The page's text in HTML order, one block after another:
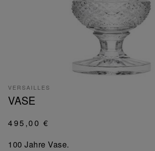
VERSAILLES
VASE
495,00 €
100 Jahre Vase.